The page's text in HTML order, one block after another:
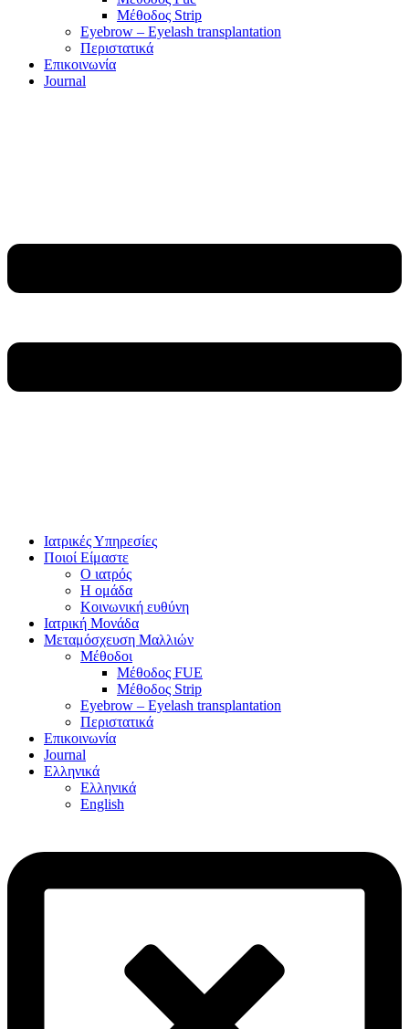
Μέθοδος Strip
Eyebrow – Eyelash transplantation
Περιστατικά
Επικοινωνία
Journal
Ιατρικές Υπηρεσίες
Ποιοί Είμαστε
Ο ιατρός
Η ομάδα
Κοινωνική ευθύνη
Ιατρική Μονάδα
Μεταμόσχευση Μαλλιών
Μέθοδοι
Μέθοδος FUE
Μέθοδος Strip
Eyebrow – Eyelash transplantation
Περιστατικά
Επικοινωνία
Journal
Ελληνικά
Ελληνικά
English